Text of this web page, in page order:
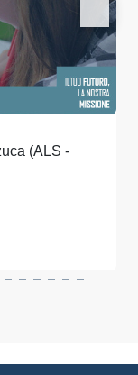
(ALS -